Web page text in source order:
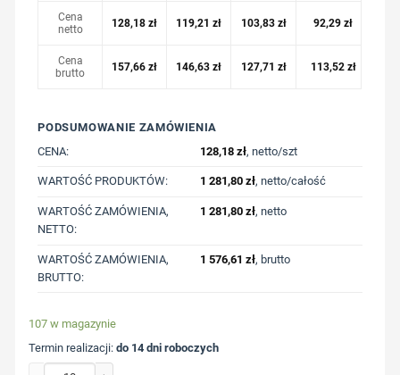
Cena
netto
128,18zł 119,21zł 103,83 zł 92,29zł
Cena
brutto
157,66zł 146,63zł 127,71 zł 113,52 zł
PODSUMOWANIE ZAMÓWIENIA
CENA:
128,18 zł, netto/szt
WARTOŚĆ PRODUKTÓW: 1 281,80 zł, netto/całość
WARTOŚĆ ZAMÓWIENIA,
NETTO:
1 281,80 zł, netto
WARTOŚĆ ZAMÓWIENIA,
BRUTTO:
1 576,61 zł, brutto
107 w magazynie
Termin realizacji:do 14 dni roboczych